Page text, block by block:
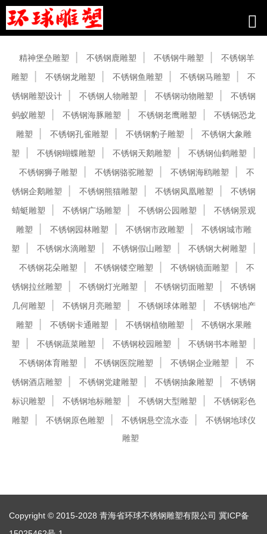
精神堡垒雕塑 不锈钢鹿雕塑 不锈钢牛雕塑
不锈钢羊
雕塑
不锈钢龙雕塑 不锈钢鱼雕塑 不锈钢马雕塑
不
锈钢雕塑设计
不锈钢人物雕塑 不锈钢动物雕塑
不锈钢
蚂蚁雕塑
不锈钢海豚雕塑 不锈钢老鹰雕塑
不锈钢恐龙
雕塑
不锈钢孔雀雕塑 不锈钢豹子雕塑
不锈钢大象雕
塑
不锈钢蝴蝶雕塑 不锈钢天鹅雕塑
不锈钢仙鹤雕塑
不锈钢狮子雕塑
不锈钢骆驼雕塑 不锈钢海鸥雕塑
不
锈钢企鹅雕塑
不锈钢熊猫雕塑 不锈钢凤凰雕塑
不锈钢
蜻蜓雕塑
不锈钢广场雕塑 不锈钢公园雕塑
不锈钢景观
雕塑
不锈钢园林雕塑 不锈钢市政雕塑
不锈钢城市雕
塑
不锈钢水滴雕塑 不锈钢假山雕塑
不锈钢大树雕塑
不锈钢花朵雕塑
不锈钢镂空雕塑 不锈钢镜面雕塑
不
锈钢拉丝雕塑
不锈钢灯光雕塑 不锈钢切面雕塑
不锈钢
几何雕塑
不锈钢月亮雕塑 不锈钢球体雕塑
不锈钢地产
雕塑
不锈钢卡通雕塑 不锈钢植物雕塑
不锈钢水果雕
塑
不锈钢蔬菜雕塑 不锈钢校园雕塑
不锈钢书本雕塑
不锈钢体育雕塑
不锈钢医院雕塑 不锈钢企业雕塑
不
锈钢酒店雕塑
不锈钢党建雕塑 不锈钢抽象雕塑
不锈钢
标识雕塑
不锈钢地标雕塑 不锈钢大型雕塑
不锈钢彩色
雕塑
不锈钢原色雕塑 不锈钢悬空流水壶
不锈钢地球仪
雕塑
Copyright © 2015-2028 青海省环球不锈钢雕塑有限公司 冀ICP备